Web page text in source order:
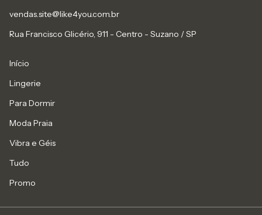
vendas.site@like4you.com.br
Rua Francisco Glicério, 911 - Centro - Suzano / SP
Início
Lingerie
Para Dormir
Moda Praia
Vibra e Géis
Tudo
Promo